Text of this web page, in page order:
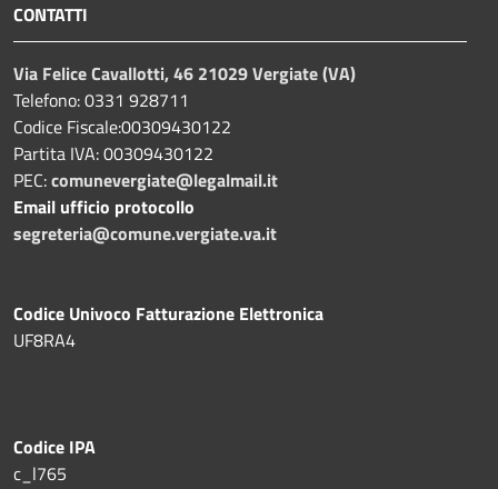
CONTATTI
Via Felice Cavallotti, 46 21029 Vergiate (VA)
Telefono: 0331 928711
Codice Fiscale:00309430122
Partita IVA: 00309430122
PEC:comunevergiate@legalmail.it
Email ufficio protocollo
segreteria@comune.vergiate.va.it
Codice Univoco Fatturazione Elettronica
UF8RA4
Codice IPA
c_l765